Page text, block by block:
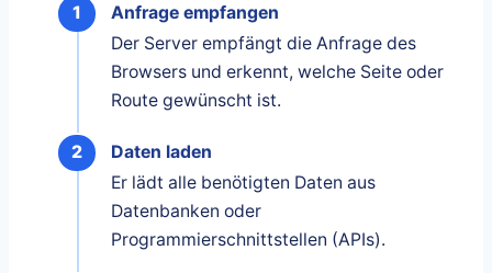
Anfrage empfangen
Der Server empfängt die Anfrage des
Browsers und erkennt, welche Seite oder
Route gewünscht ist.
Daten laden
Er lädt alle benötigten Daten aus
Datenbanken oder
Programmierschnittstellen (APIs).